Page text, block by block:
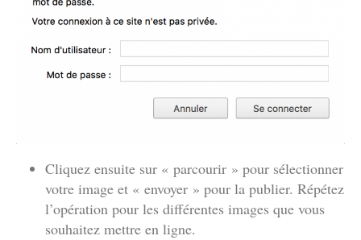
Cliquez ensuite sur « parcourir » pour sélectionner
votre image et « envoyer » pour la publier. Répétez
l’opération pour les différentes images que vous
souhaitez mettre en ligne.